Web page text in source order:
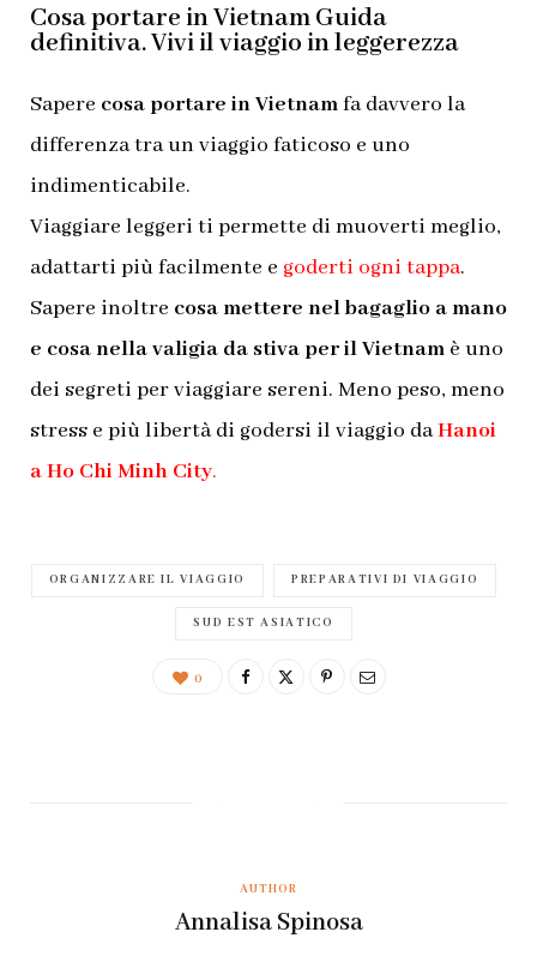
Cosa portare in Vietnam Guida
definitiva. Vivi il viaggio in leggerezza
Sapere cosa portare in Vietnamfa davvero la
differenza tra un viaggio faticoso e uno
indimenticabile.
Viaggiare leggeri ti permette di muoverti meglio,
adattarti più facilmente e goderti ogni tappa.
Sapere inoltre cosa mettere nel bagaglio a mano
e cosa nella valigia da stiva per il Vietnam è uno
dei segreti per viaggiare sereni. Meno peso, meno
stress e più libertà di godersi il viaggio daHanoi
a Ho Chi Minh City.
ORGANIZZARE IL VIAGGIO PREPARATIVI DI VIAGGIO
SUD EST ASIATICO
0
AUTHOR
Annalisa Spinosa